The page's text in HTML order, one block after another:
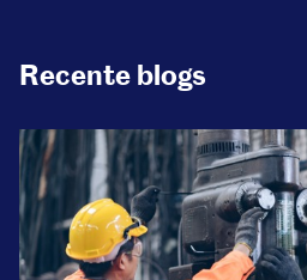
Recente blogs